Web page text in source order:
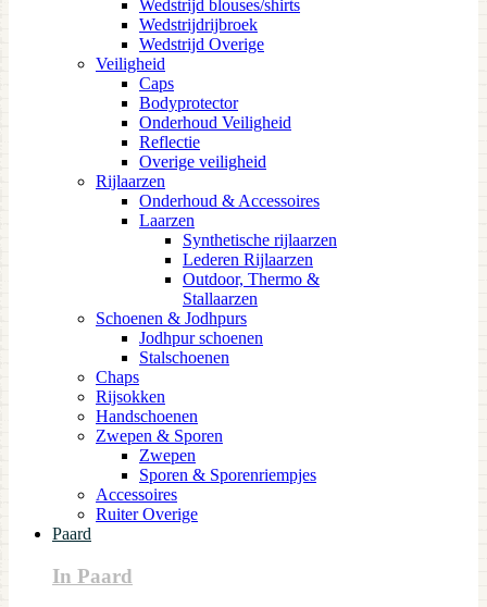
Wedstrijd blouses/shirts
Wedstrijdrijbroek
Wedstrijd Overige
Veiligheid
Caps
Bodyprotector
Onderhoud Veiligheid
Reflectie
Overige veiligheid
Rijlaarzen
Onderhoud & Accessoires
Laarzen
Synthetische rijlaarzen
Lederen Rijlaarzen
Outdoor, Thermo &
Stallaarzen
Schoenen & Jodhpurs
Jodhpur schoenen
Stalschoenen
Chaps
Rijsokken
Handschoenen
Zwepen & Sporen
Zwepen
Sporen & Sporenriempjes
Accessoires
Ruiter Overige
Paard
In Paard